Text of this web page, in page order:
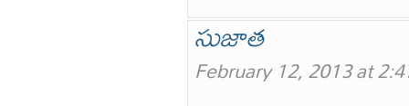
సుజాత
February 12, 2013 at